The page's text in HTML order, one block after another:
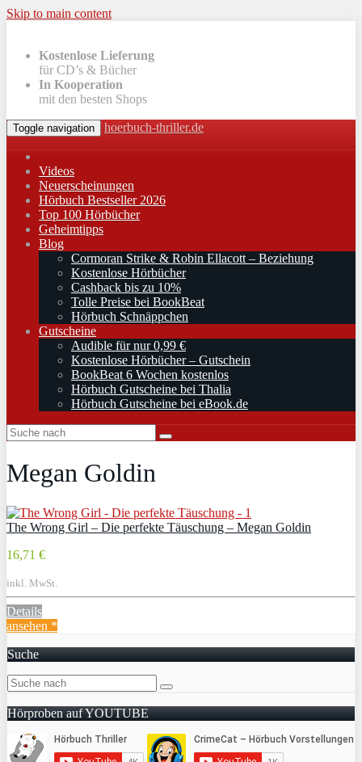
Skip to main content
Kostenlose Lieferung
für CD’s & Bücher
In Kooperation
mit den besten Shops
Toggle navigation hoerbuch-thriller.de
Videos
Neuerscheinungen
Hörbuch Bestseller 2026
Top 100 Hörbücher
Geheimtipps
Blog
Cormoran Strike & Robin Ellacott – Beziehung
Kostenlose Hörbücher
Cashback bis zu 10%
Tolle Preise bei BookBeat
Hörbuch Schnäppchen
Gutscheine
Audible für nur 0,99 €
Kostenlose Hörbücher – Gutschein
BookBeat 6 Wochen kostenlos
Hörbuch Gutscheine bei Thalia
Hörbuch Gutscheine bei eBook.de
Megan Goldin
The Wrong Girl – Die perfekte Täuschung – Megan Goldin
16,71 €
inkl. MwSt.
Details
ansehen *
Suche
Hörproben auf YOUTUBE